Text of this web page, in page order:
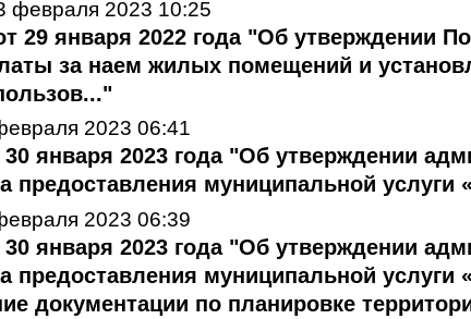
февраля 2023 10:25
29 января 2022 года "Об утверждении
за наем жилых помещений и
2023 06:41
января 2023 года "Об утверждении
предоставления муниципальной услуги
2023 06:39
января 2023 года "Об утверждении
предоставления муниципальной услуги
документации по планировке